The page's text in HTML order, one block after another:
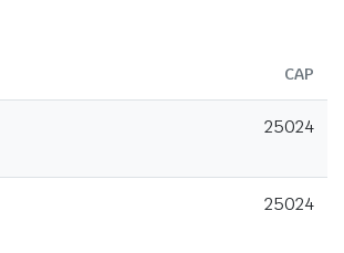
CAP
25024
25024